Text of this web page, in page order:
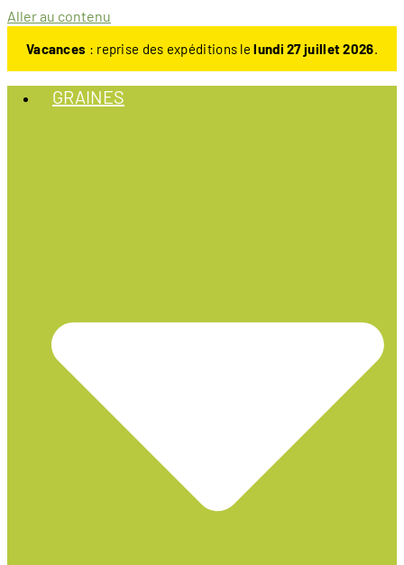
Aller au contenu
Vacances : reprise des expéditions lelundi 27 juillet 2026.
GRAINES